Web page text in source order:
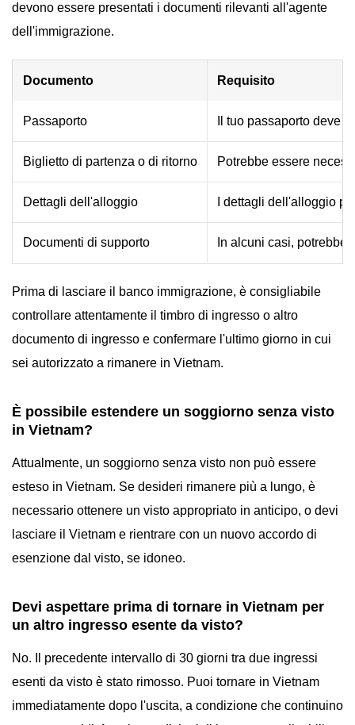
devono essere presentati i documenti rilevanti all'agente
dell'immigrazione.
Documento Requisito
Passaporto Il tuo passaporto deve
Biglietto di partenza o di ritorno Potrebbe essere
Dettagli dell'alloggio I dettagli dell'alloggio
Documenti di supporto In alcuni casi,
Prima di lasciare il banco immigrazione, è consigliabile
controllare attentamente il timbro di ingresso o altro
documento di ingresso e confermare l'ultimo giorno in cui
sei autorizzato a rimanere in Vietnam.
È possibile estendere un soggiorno senza visto
in Vietnam?
Attualmente, un soggiorno senza visto non può essere
esteso in Vietnam. Se desideri rimanere più a lungo, è
necessario ottenere un visto appropriato in anticipo, o devi
lasciare il Vietnam e rientrare con un nuovo accordo di
esenzione dal visto, se idoneo.
Devi aspettare prima di tornare in Vietnam per
un altro ingresso esente da visto?
No. Il precedente intervallo di 30 giorni tra due ingressi
esenti da visto è stato rimosso. Puoi tornare in Vietnam
immediatamente dopo l'uscita, a condizione che continuino